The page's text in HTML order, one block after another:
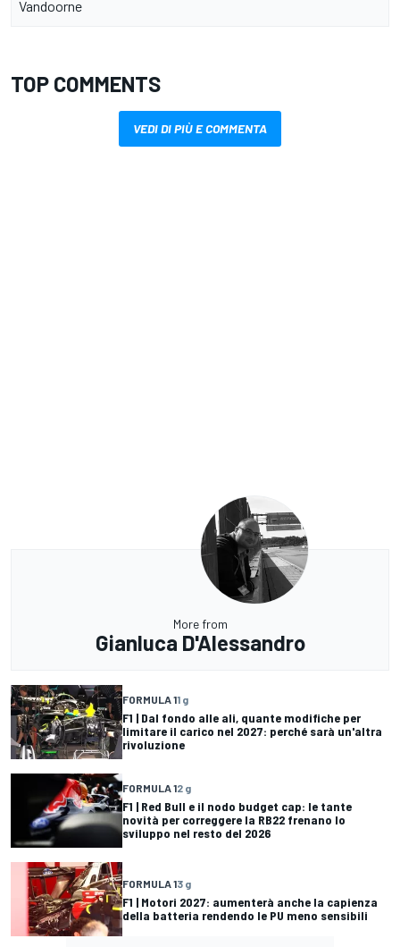
Vandoorne
TOP COMMENTS
VEDI DI PIÙ E COMMENTA
More from
Gianluca D'Alessandro
FORMULA 11 g
F1 | Dal fondo alle ali, quante modifiche per
limitare il carico nel 2027: perché sarà un'altra
rivoluzione
FORMULA 12 g
F1 | Red Bull e il nodo budget cap: le tante
novità per correggere la RB22 frenano lo
sviluppo nel resto del 2026
FORMULA 13 g
F1 | Motori 2027: aumenterà anche la capienza
della batteria rendendo le PU meno sensibili